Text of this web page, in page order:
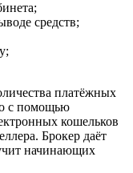
средств;
платёжных
с помощью
кошельков
Брокер даёт
начинающих